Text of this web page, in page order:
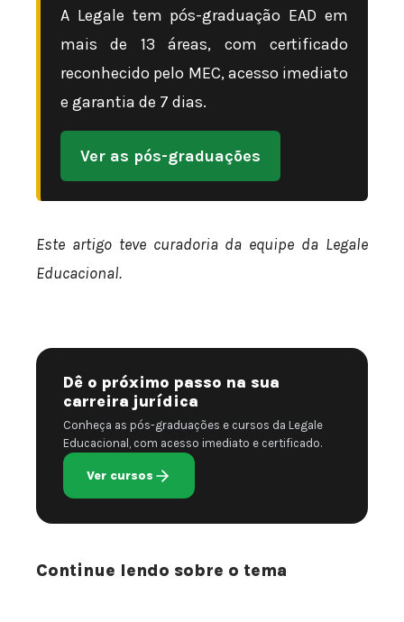
A Legale tem pós-graduação EAD em
mais de 13 áreas, com certificado
reconhecido pelo MEC, acesso imediato
e garantia de 7 dias.
Ver as pós-graduações
Este artigo teve curadoria da equipe da Legale
Educacional.
Dê o próximo passo na sua
carreira jurídica
Conheça as pós-graduações e cursos da Legale
Educacional, com acesso imediato e certificado.
Ver cursos
Continue lendo sobre o tema